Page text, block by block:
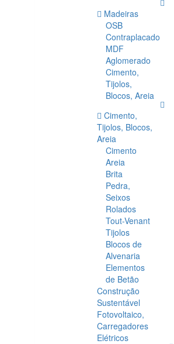
Madeiras
OSB
Contraplacado
MDF
Aglomerado
Cimento,
Tijolos,
Blocos, Areia
Cimento,
Tijolos, Blocos,
Areia
Cimento
Areia
Brita
Pedra,
Seixos
Rolados
Tout-Venant
Tijolos
Blocos de
Alvenaria
Elementos
de Betão
Construção
Sustentável
Fotovoltaico,
Carregadores
Elétricos